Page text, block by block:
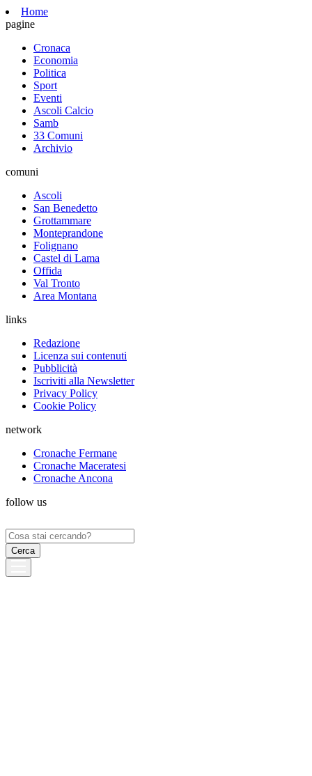
Home
pagine
Cronaca
Economia
Politica
Sport
Eventi
Ascoli Calcio
Samb
33 Comuni
Archivio
comuni
Ascoli
San Benedetto
Grottammare
Monteprandone
Folignano
Castel di Lama
Offida
Val Tronto
Area Montana
links
Redazione
Licenza sui contenuti
Pubblicità
Iscriviti alla Newsletter
Privacy Policy
Cookie Policy
network
Cronache Fermane
Cronache Maceratesi
Cronache Ancona
follow us
Ricerca
per: